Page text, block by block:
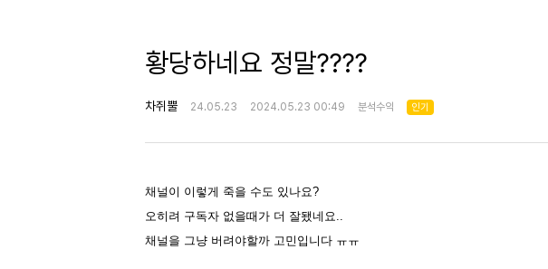
황당하네요 정말????
차쥐뿔 24.05.23 2024.05.23 00:49 분석수익 인기
채널이 이렇게 죽을 수도 있나요?
오히려 구독자 없을때가 더 잘됐네요..
채널을 그냥 버려야할까 고민입니다 ㅠㅠ